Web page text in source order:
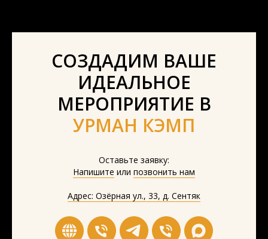
СОЗДАДИМ ВАШЕ
ИДЕАЛЬНОЕ
МЕРОПРИЯТИЕ В
УРМАН КЭМП
Оставьте заявку:
Напишите или позвонить нам
Адрес: Озёрная ул., 33, д. Сентяк